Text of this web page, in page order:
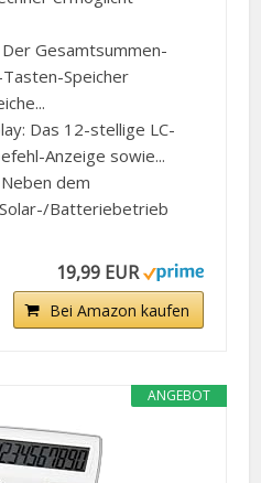
Gesamtsummen-
Speicher
Das 12-stellige LC-
Anzeige sowie...
dem
Batteriebetrieb
19,99 EUR
Bei Amazon kaufen
ANGEBOT